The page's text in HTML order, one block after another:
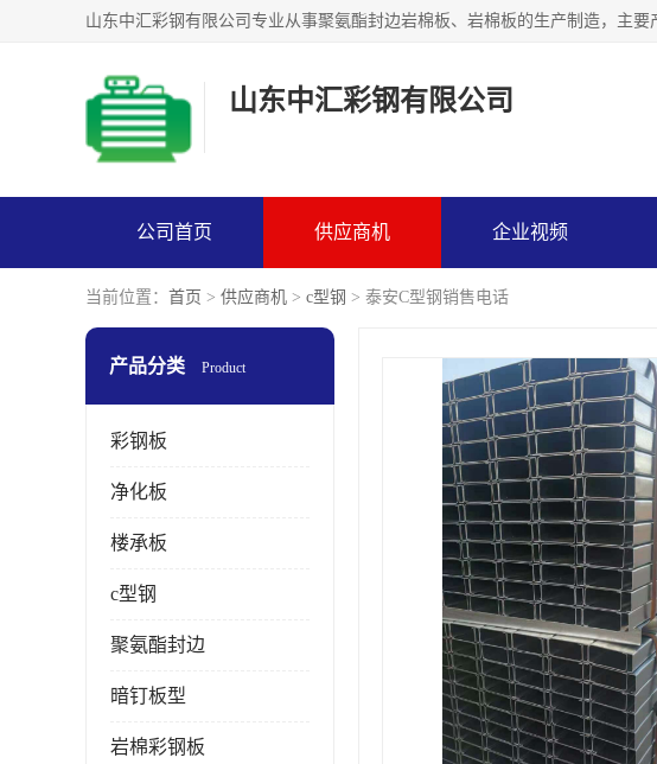
山东中汇彩钢有限公司
公司首页 供应商机 企业视频
当前位置： 首页 > 供应商机 > c型钢 > 泰安C型钢销售电话
产品分类 Product
彩钢板
净化板
楼承板
c型钢
聚氨酯封边
暗钉板型
岩棉彩钢板